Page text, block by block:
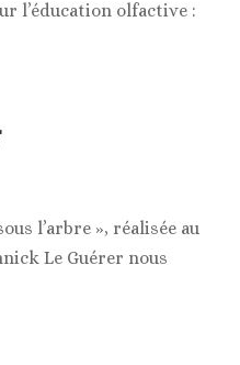
l’éducation olfactive :
l’arbre », réalisée au
Le Guérer nous